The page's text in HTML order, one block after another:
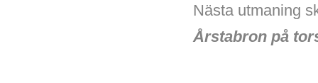
Nästa utmaning
Årstabron på